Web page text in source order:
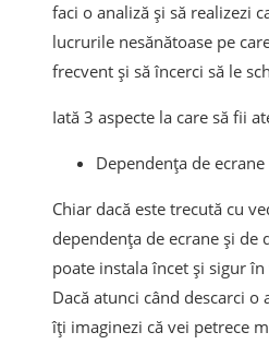
faci o analiză și să realizezi
lucrurile nesănătoase pe
frecvent și să încerci să le
Iată 3 aspecte la care să fii
Dependența de ecrane
Chiar dacă este trecută cu
dependența de ecrane și de
poate instala încet și sigur în
Dacă atunci când descarci o
îți imaginezi că vei petrece